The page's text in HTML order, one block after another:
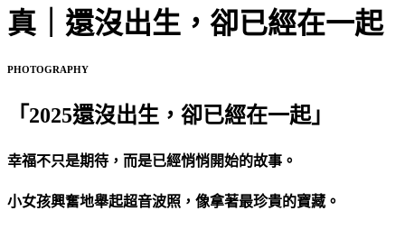
真｜還沒出生，卻已經在一起
PHOTOGRAPHY
「2025還沒出生，卻已經在一起」
幸福不只是期待，而是已經悄悄開始的故事。
小女孩興奮地舉起超音波照，像拿著最珍貴的寶藏。